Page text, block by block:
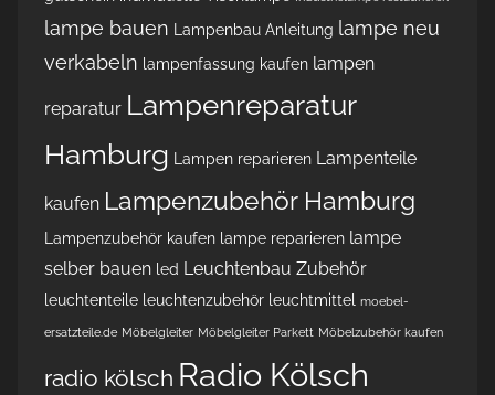
lampe bauen Lampenbau Anleitung lampe neu
verkabeln lampenfassung kaufen lampen
reparatur Lampenreparatur
Hamburg Lampen reparieren Lampenteile
kaufen Lampenzubehör Hamburg
Lampenzubehör kaufen lampe reparieren lampe
selber bauen led Leuchtenbau Zubehör
leuchtenteile leuchtenzubehör leuchtmittel moebel-
ersatzteile.de Möbelgleiter Möbelgleiter Parkett Möbelzubehör kaufen
radio kölsch Radio Kölsch